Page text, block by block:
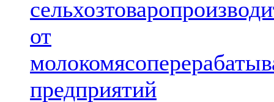
от
предприятий